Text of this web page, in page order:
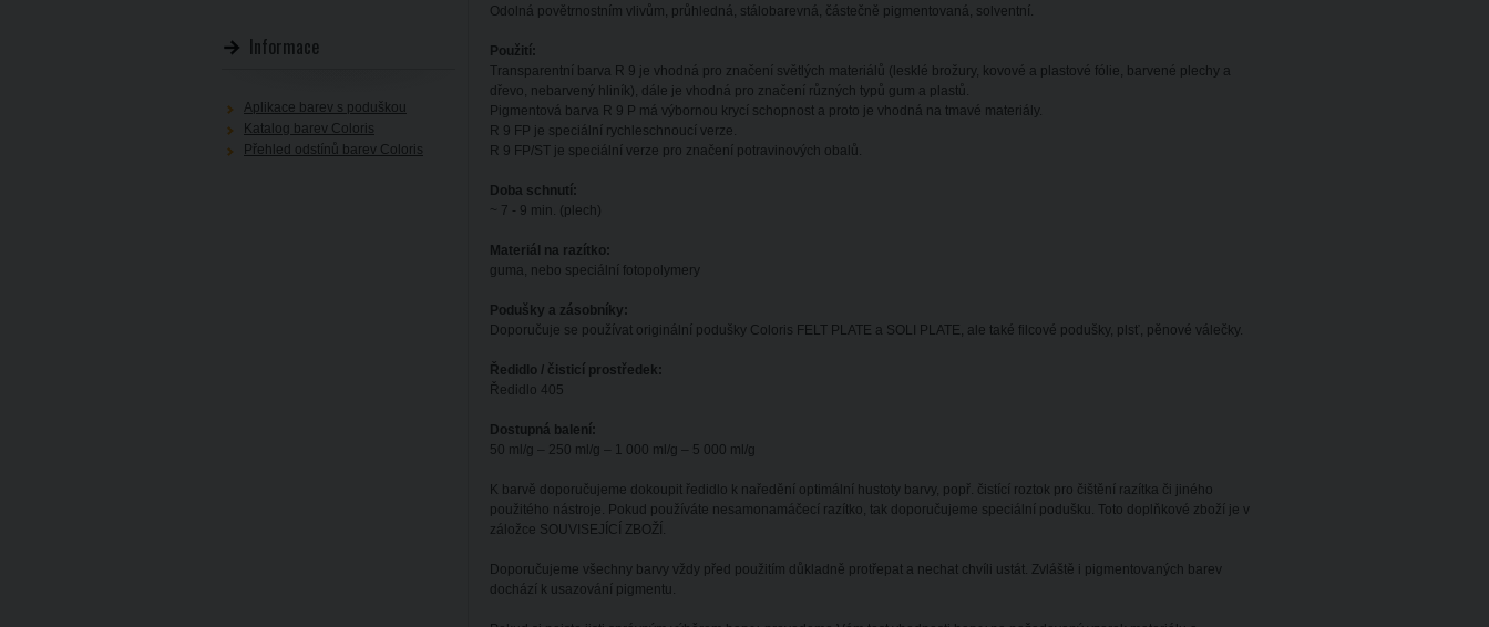
Odolná povětrnostním vlivům, průhledná, stálobarevná, částečně pigmentovaná, solventní.
Použití:
Transparentní barva R 9 je vhodná pro značení světlých materiálů (lesklé brožury, kovové a plastové fólie, barvené plechy a
dřevo, nebarvený hliník), dále je vhodná pro značení různých typů gum a plastů.
Pigmentová barva R 9 P má výbornou krycí schopnost a proto je vhodná na tmavé materiály.
R 9 FP je speciální rychleschnoucí verze.
R 9 FP/ST je speciální verze pro značení potravinových obalů.
Doba schnutí:
~ 7 - 9 min. (plech)
Materiál na razítko:
guma, nebo speciální fotopolymery
Podušky a zásobníky:
Doporučuje se používat originální podušky Coloris FELT PLATE a SOLI PLATE, ale také filcové podušky, plsť, pěnové válečky.
Ředidlo / čisticí prostředek:
Ředidlo 405
Dostupná balení:
50 ml/g – 250 ml/g – 1 000 ml/g – 5 000 ml/g
K barvě doporučujeme dokoupit ředidlo k naředění optimální hustoty barvy, popř. čistící roztok pro čištění razítka či jiného
použitého nástroje. Pokud používáte nesamonamáčecí razítko, tak doporučujeme speciální podušku. Toto doplňkové zboží je v
záložce SOUVISEJÍCÍ ZBOŽÍ.
Doporučujeme všechny barvy vždy před použitím důkladně protřepat a nechat chvíli ustát. Zvláště i pigmentovaných barev
dochází k usazování pigmentu.
Informace
Aplikace barev s poduškou
Katalog barev Coloris
Přehled odstínů barev Coloris